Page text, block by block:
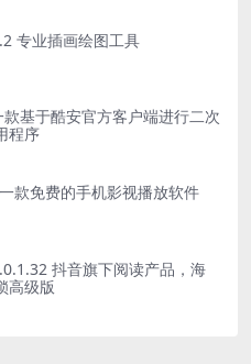
专业插画绘图工具
基于酷安官方客户端进行二次
程序
款免费的手机影视播放软件
抖音旗下阅读产品，海
高级版